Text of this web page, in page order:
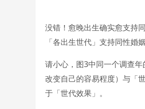
没错！愈晚出生确实愈支持
「各出生世代」支持同性婚
请小心，图3中同一个调查
改变自己的容易程度）与「
于「世代效果」。